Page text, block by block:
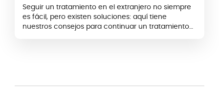
Seguir un tratamiento en el extranjero no siempre
es fácil, pero existen soluciones: aquí tiene
nuestros consejos para continuar un tratamiento